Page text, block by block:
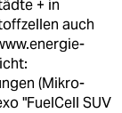
+ in
auch
(Mikro-
"FuelCell SUV